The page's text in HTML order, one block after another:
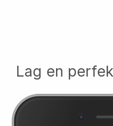
Lag en